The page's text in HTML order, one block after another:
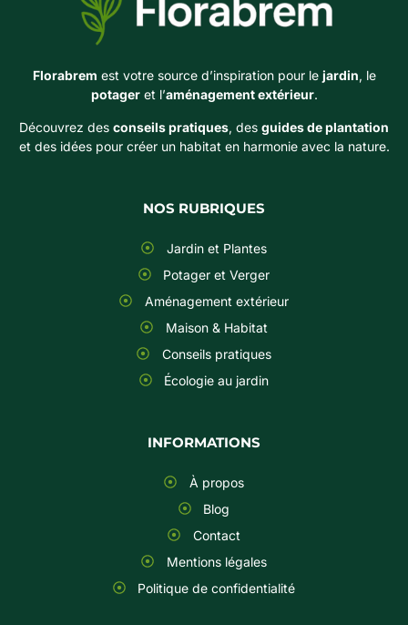
Florabrem est votre source d’inspiration pour le jardin, le
potageret l’aménagement extérieur.
Découvrez des conseils pratiques, des guides de plantation
et des idées pour créer un habitat en harmonie avec la nature.
NOS RUBRIQUES
Jardin et Plantes
Potager et Verger
Aménagement extérieur
Maison & Habitat
Conseils pratiques
Écologie au jardin
INFORMATIONS
À propos
Blog
Contact
Mentions légales
Politique de confidentialité